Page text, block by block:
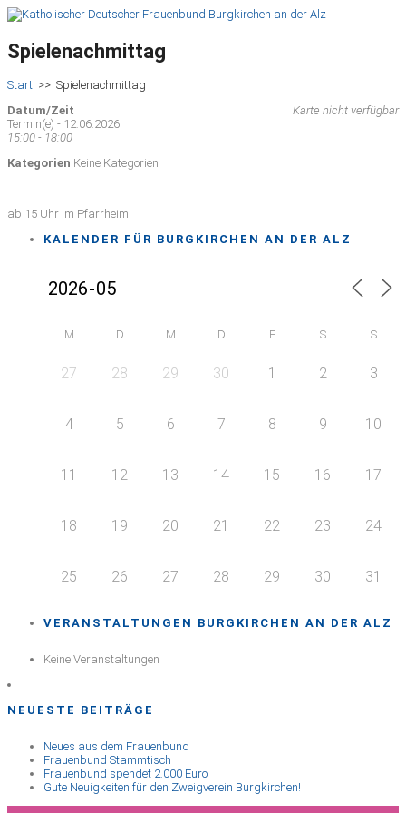
Spielenachmittag
Start >> Spielenachmittag
Karte nicht verfügbar
Datum/Zeit
Termin(e) - 12.06.2026
15:00 - 18:00
Kategorien Keine Kategorien
ab 15 Uhr im Pfarrheim
KALENDER FÜR BURGKIRCHEN AN DER ALZ
M D M D F S S
27 28 29 30 1 2 3
4 5 6 7 8 9 10
11 12 13 14 15 16 17
18 19 20 21 22 23 24
25 26 27 28 29 30 31
VERANSTALTUNGEN BURGKIRCHEN AN DER ALZ
Keine Veranstaltungen
NEUESTE BEITRÄGE
Neues aus dem Frauenbund
Frauenbund Stammtisch
Frauenbund spendet 2.000 Euro
Gute Neuigkeiten für den Zweigverein Burgkirchen!